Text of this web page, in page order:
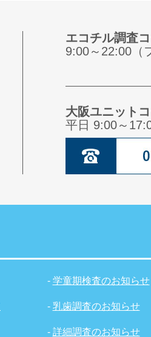
エコチル調査
9:00～22:00（
大阪ユニット
平日 9:00～
- 学童期検査のお知らせ
- 乳歯調査のお知らせ
- 詳細調査のお知らせ